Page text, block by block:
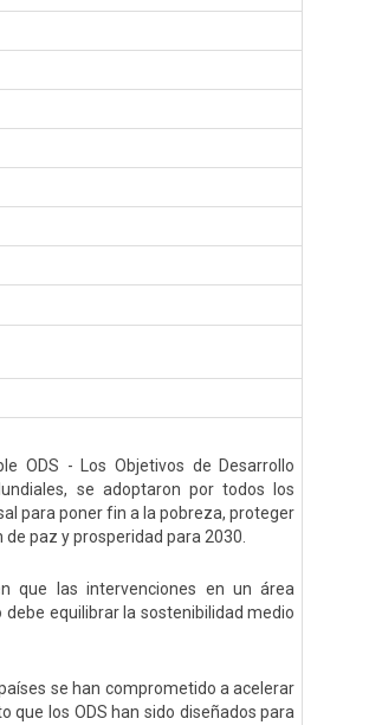
ODS - Los Objetivos de Desarrollo
se adoptaron por todos los
para poner fin a la pobreza, proteger
paz y prosperidad para 2030.
que las intervenciones en un área
equilibrar la sostenibilidad medio
se han comprometido a acelerar
que los ODS han sido diseñados para